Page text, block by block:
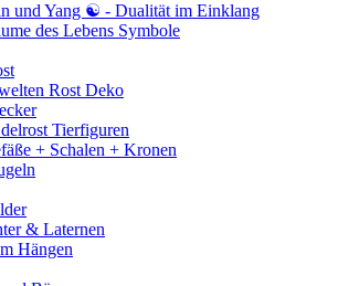
und Yang ☯ - Dualität im Einklang
des Lebens Symbole
Rost Deko
Tierfiguren
+ Schalen + Kronen
& Laternen
Hängen